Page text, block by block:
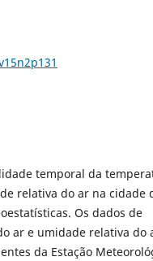
temporal da
relativa do ar na cidade
Os dados de
ar e umidade relativa do
da Estação